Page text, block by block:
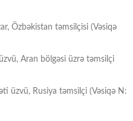
Özbəkistan təmsilçisi (Vəsiqə
Aran bölgəsi üzrə təmsilçi
üzvü, Rusiya təmsilçi (Vəsiqə N: